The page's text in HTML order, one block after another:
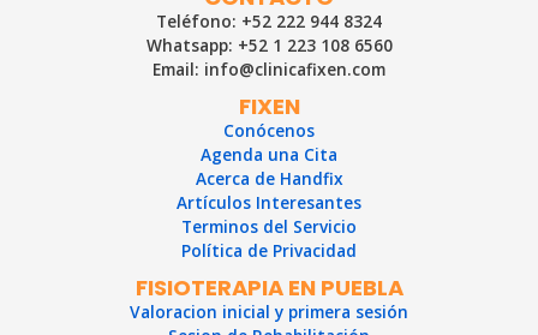
Teléfono: +52 222 944 8324
Whatsapp: +52 1 223 108 6560
Email: info@clinicafixen.com
FIXEN
Conócenos
Agenda una Cita
Acerca de Handfix
Artículos Interesantes
Terminos del Servicio
Política de Privacidad
FISIOTERAPIA EN PUEBLA
Valoracion inicial y primera sesión